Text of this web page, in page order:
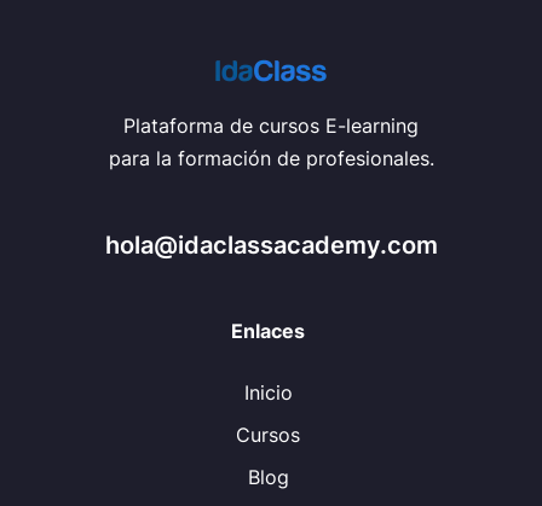
Plataforma de cursos E-learning
para la formación de profesionales.
hola@idaclassacademy.com
Enlaces
Inicio
Cursos
Blog